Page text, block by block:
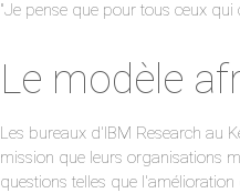
"Je pense que pour tous ceux
Le modèle
Les bureaux d'IBM Research au
mission que leurs organisations
questions telles que